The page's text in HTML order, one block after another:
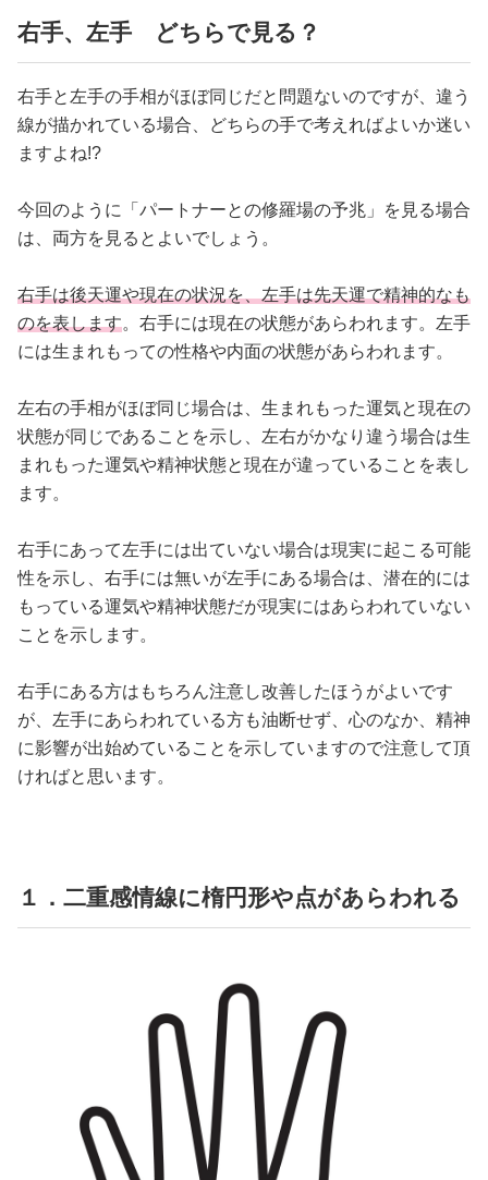
右手、左手 どちらで見る？
右手と左手の手相がほぼ同じだと問題ないのですが、違う
線が描かれている場合、どちらの手で考えればよいか迷い
ますよね!?
今回のように「パートナーとの修羅場の予兆」を見る場合
は、両方を見るとよいでしょう。
右手は後天運や現在の状況を、左手は先天運で精神的なも
のを表します。右手には現在の状態があらわれます。左手
には生まれもっての性格や内面の状態があらわれます。
左右の手相がほぼ同じ場合は、生まれもった運気と現在の
状態が同じであることを示し、左右がかなり違う場合は生
まれもった運気や精神状態と現在が違っていることを表し
ます。
右手にあって左手には出ていない場合は現実に起こる可能
性を示し、右手には無いが左手にある場合は、潜在的には
もっている運気や精神状態だが現実にはあらわれていない
ことを示します。
右手にある方はもちろん注意し改善したほうがよいです
が、左手にあらわれている方も油断せず、心のなか、精神
に影響が出始めていることを示していますので注意して頂
ければと思います。
１．二重感情線に楕円形や点があらわれる